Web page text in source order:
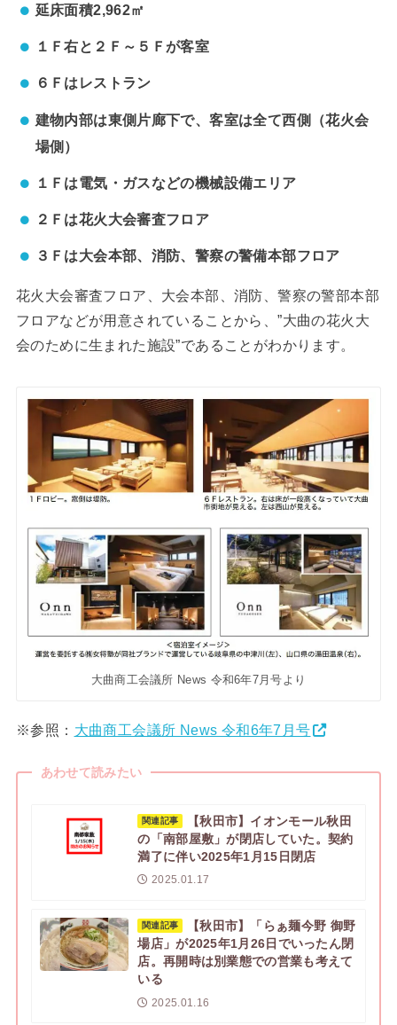
延床面積2,962㎡
１Ｆ右と２Ｆ～５Ｆが客室
６Ｆはレストラン
建物内部は東側片廊下で、客室は全て西側（花火会
場側）
１Ｆは電気・ガスなどの機械設備エリア
２Ｆは花火大会審査フロア
３Ｆは大会本部、消防、警察の警備本部フロア
花火大会審査フロア、大会本部、消防、警察の警部本部
フロアなどが用意されていることから、”大曲の花火大
会のために生まれた施設”であることがわかります。
大曲商工会議所 News 令和6年7月号より
※参照： 大曲商工会議所 News 令和6年7月号
あわせて読みたい
関連記事
【秋田市】イオンモール秋田
の「南部屋敷」が閉店していた。契約
満了に伴い2025年1月15日閉店
2025.01.17
関連記事
【秋田市】「らぁ麺今野 御野
場店」が2025年1月26日でいったん閉
店。再開時は別業態での営業も考えて
いる
2025.01.16